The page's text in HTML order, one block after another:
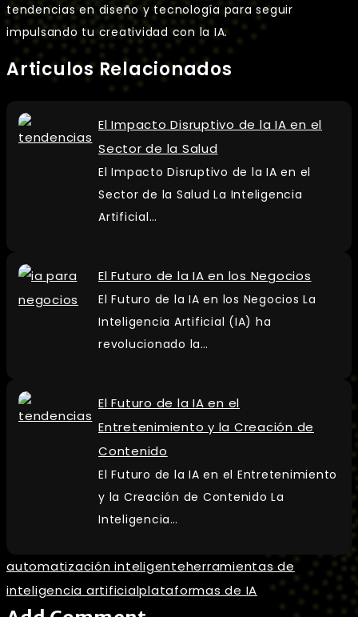
tendencias en diseño y tecnología para seguir
impulsando tu creatividad con la IA.
Articulos Relacionados
El Impacto Disruptivo de la IA en el
Sector de la Salud
El Impacto Disruptivo de la IA en el
Sector de la Salud La Inteligencia
Artificial…
El Futuro de la IA en los Negocios
El Futuro de la IA en los Negocios La
Inteligencia Artificial (IA) ha
revolucionado la…
El Futuro de la IA en el
Entretenimiento y la Creación de
Contenido
El Futuro de la IA en el Entretenimiento
y la Creación de Contenido La
Inteligencia…
automatización inteligenteherramientas de
inteligencia artificialplataformas de IA